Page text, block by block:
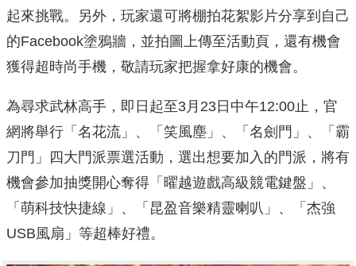
起來挑戰。另外，玩家還可將棚拍花絮影片分享到自己
的Facebook塗鴉牆，並拍圖上傳至活動頁，還有機會
獲得超時尚手機，敬請玩家把握拿好康的機會。
為尋求武林高手，即日起至3月23日中午12:00止，官
網將舉行「名花流」、「笑風塵」、「名劍門」、「霸
刀門」四大門派票選活動，選出想要加入的門派，將有
機會參加抽獎開心奪得「曜越遊戲高級競電鍵盤」、
「萌科技快捷線」、「昆盈音樂精靈喇叭」、「杰強
USB風扇」等超棒好禮。